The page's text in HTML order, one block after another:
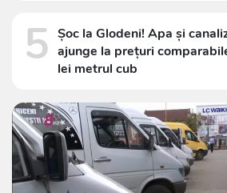
5 Șoc la Glodeni! Apa și
ajunge la prețuri
lei metrul cub